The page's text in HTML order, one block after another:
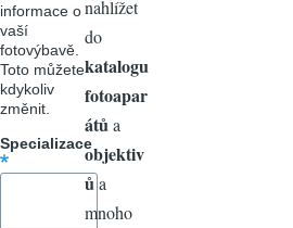
informace o
vaší
fotovýbavě.
Toto můžete
kdykoliv
změnit.
Specializace
nahlížet
do
katalogu
fotoapar
átů a
objektiv
ůa
mnoho